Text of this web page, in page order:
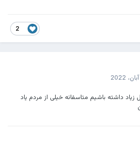
2
داشته باشیم متاسفانه خیلی از مردم یاد